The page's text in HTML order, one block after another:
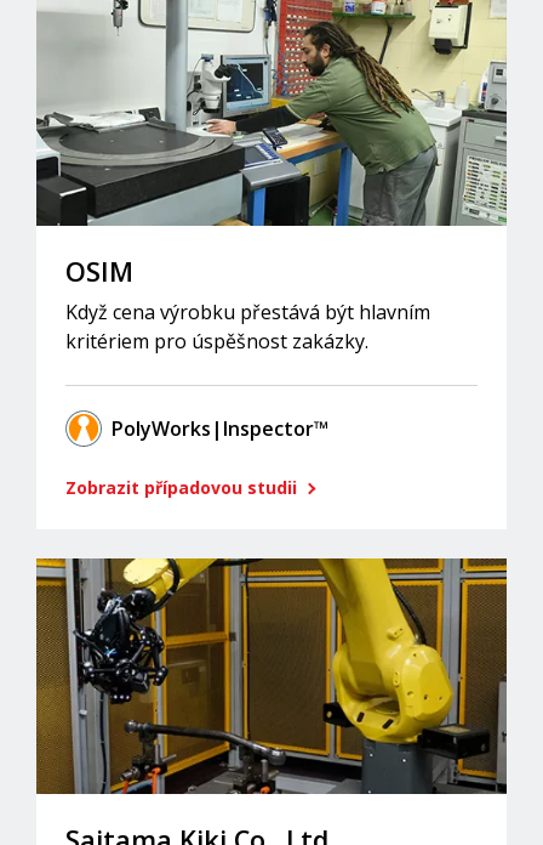
OSIM
Když cena výrobku přestává být hlavním
kritériem pro úspěšnost zakázky.
PolyWorks|Inspector™
Zobrazit případovou studii